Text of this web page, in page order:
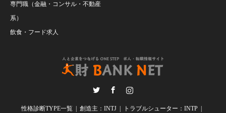
専門職（金融・コンサル・不動産
系）
飲食・フード求人
性格診断TYPE一覧 創造主：INTJ
トラブルシューター：INTP